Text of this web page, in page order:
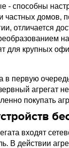
- способны
частных домов,
отличается
для крупных
в первую
агрегат
покупать
входят
В действии